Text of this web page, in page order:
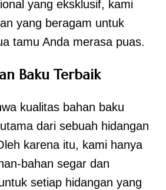
yang eksklusif, kami
yang beragam untuk
tamu Anda merasa puas.
Baku Terbaik
kualitas bahan baku
dari sebuah hidangan
karena itu, kami hanya
bahan segar dan
setiap hidangan yang